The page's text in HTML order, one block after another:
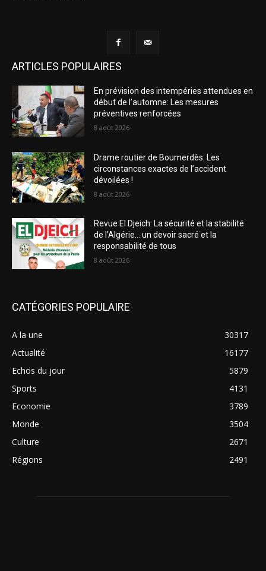
ARTICLES POPULAIRES
En prévision des intempéries attendues en
début de l’automne: Les mesures
préventives renforcées
8 août 2026
Drame routier de Boumerdès: Les
circonstances exactes de l’accident
dévoilées !
8 août 2026
Revue El Djeich: La sécurité et la stabilité
de l’Algérie… un devoir sacré et la
responsabilité de tous
8 août 2026
CATÉGORIES POPULAIRE
A la une
30317
Actualité
16177
Echos du jour
5879
Sports
4131
Economie
3789
Monde
3504
Culture
2671
Régions
2491